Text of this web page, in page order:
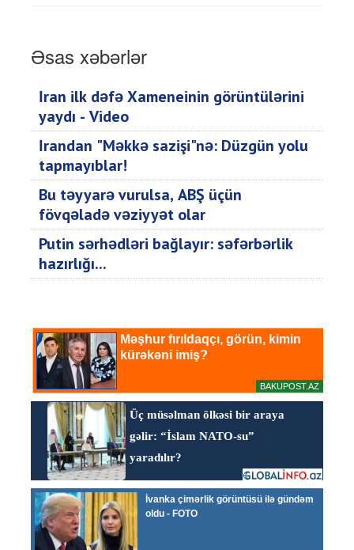
Əsas xəbərlər
İran ilk dəfə Xameneinin görüntülərini
yaydı - Video
İrandan "Məkkə sazişi"nə: Düzgün yolu
tapmayıblar!
Bu təyyarə vurulsa, ABŞ üçün
fövqəladə vəziyyət olar
Putin sərhədləri bağlayır: səfərbərlik
hazırlığı...